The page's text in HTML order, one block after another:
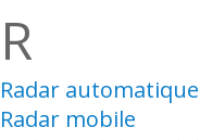
R
Radar automatique
Radar mobile